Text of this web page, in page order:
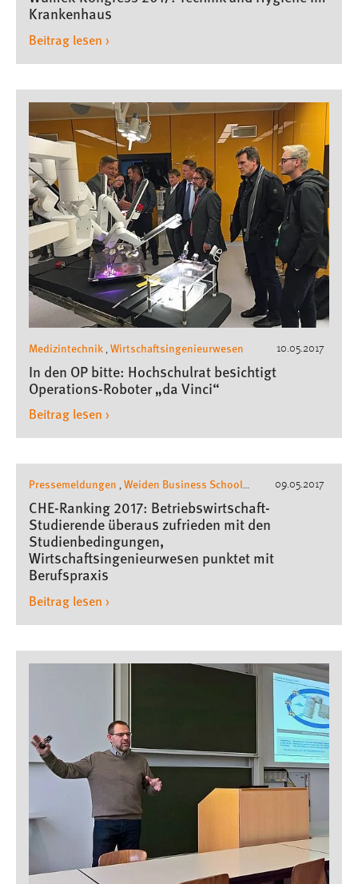
Krankenhaus
Beitrag lesen ›
10.05.2017
Medizintechnik Wirtschaftsingenieurwesen
In den OP bitte: Hochschulrat besichtigt
Operations-Roboter „da Vinci“
Beitrag lesen ›
09.05.2017
Pressemeldungen , Weiden Business School ,
Wirtschaftsingenieurwesen
CHE-Ranking 2017: Betriebswirtschaft-
Studierende überaus zufrieden mit den
Studienbedingungen,
Wirtschaftsingenieurwesen punktet mit
Berufspraxis
Beitrag lesen ›